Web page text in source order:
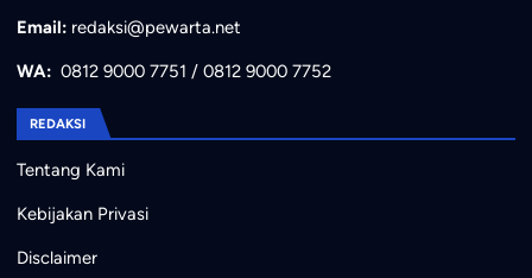
Email: redaksi@pewarta.net
WA: 0812 9000 7751 / 0812 9000 7752
REDAKSI
Tentang Kami
Kebijakan Privasi
Disclaimer